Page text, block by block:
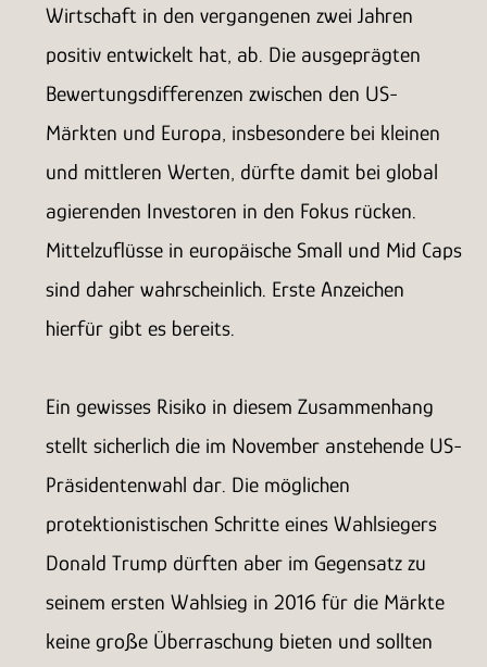
Wirtschaft in den vergangenen zwei Jahren
positiv entwickelt hat, ab. Die ausgeprägten
Bewertungsdifferenzen zwischen den US-
Märkten und Europa, insbesondere bei kleinen
und mittleren Werten, dürfte damit bei global
agierenden Investoren in den Fokus rücken.
Mittelzuflüsse in europäische Small und Mid Caps
sind daher wahrscheinlich. Erste Anzeichen
hierfür gibt es bereits.
Ein gewisses Risiko in diesem Zusammenhang
stellt sicherlich die im November anstehende US-
Präsidentenwahl dar. Die möglichen
protektionistischen Schritte eines Wahlsiegers
Donald Trump dürften aber im Gegensatz zu
seinem ersten Wahlsieg in 2016 für die Märkte
keine große Überraschung bieten und sollten